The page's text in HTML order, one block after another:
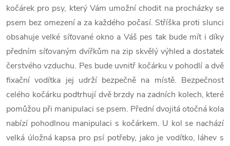
kočárek pro psy, který Vám umožní chodit na procházky se
psem bez omezení a za každého počasí. Stříška proti slunci
obsahuje velké síťované okno a Váš pes tak bude mít i díky
předním síťovaným dvířkům na zip skvělý výhled a dostatek
čerstvého vzduchu. Pes bude uvnitř kočárku v pohodlí a dvě
fixační vodítka jej udrží bezpečně na místě. Bezpečnost
celého kočárku podtrhují dvě brzdy na zadních kolech, které
pomůžou při manipulaci se psem. Přední dvojitá otočná kola
nabízí pohodlnou manipulaci s kočárkem. U kol se nachází
velká úložná kapsa pro psí potřeby, jako je vodítko, láhev s